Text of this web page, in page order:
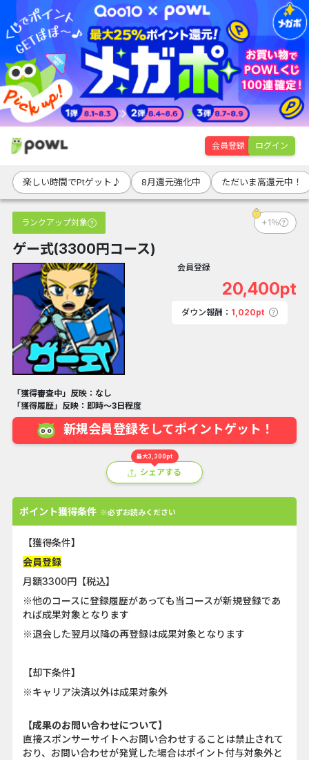
会員登録 ログイン
楽しい時間でPtゲット♪ 8月還元強化中 ただいま高還元中！
ランクアップ対象 +1％
ゲー式(3300円コース)
会員登録
20,400pt
ダウン報酬： 1,020pt
「獲得審査中」反映：なし
「獲得履歴」反映：即時～3日程度
新規会員登録をしてポイントゲット！
最大3,300pt
シェアする
ポイント獲得条件 ※必ずお読みください
【獲得条件】
会員登録
月額3300円【税込】
※他のコースに登録履歴があっても当コースが新規登録であ
れば成果対象となります
※退会した翌月以降の再登録は成果対象となります
【却下条件】
※キャリア決済以外は成果対象外
【成果のお問い合わせについて】
直接スポンサーサイトへお問い合わせすることは禁止されて
おり、お問い合わせが発覚した場合はポイント付与対象外と